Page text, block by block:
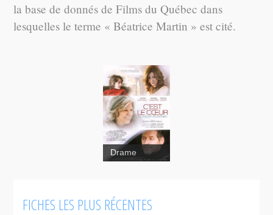
la base de donnés de Films du Québec dans
lesquelles le terme « Béatrice Martin » est cité.
Drame
FICHES LES PLUS RÉCENTES